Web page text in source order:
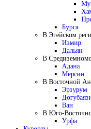
Бурса
В Эгейском
Измир
Дальян
В
Адана
Мерсин
В Восточной
Эрзурум
Ван
В Юго-
Урфа